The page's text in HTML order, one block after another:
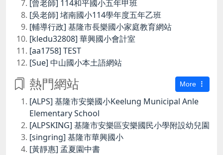
[曾老師] 114和平國小五年甲班
[吳老師] 堵南國小114學年度五年乙班
[輔導行政] 基隆市長樂國小家庭教育網站
[kledu32808] 華興國小會計室
[aa1758] TEST
[Sue] 中山國小本土語網站
熱門網站 More
[ALPS] 基隆市安樂國小Keelung Municipal Anle
Elementary School
[ALPSKING] 基隆市安樂區安樂國民小學附設幼兒園
[singring] 基隆市華興國小
[黃靜惠] 孟夏園中書